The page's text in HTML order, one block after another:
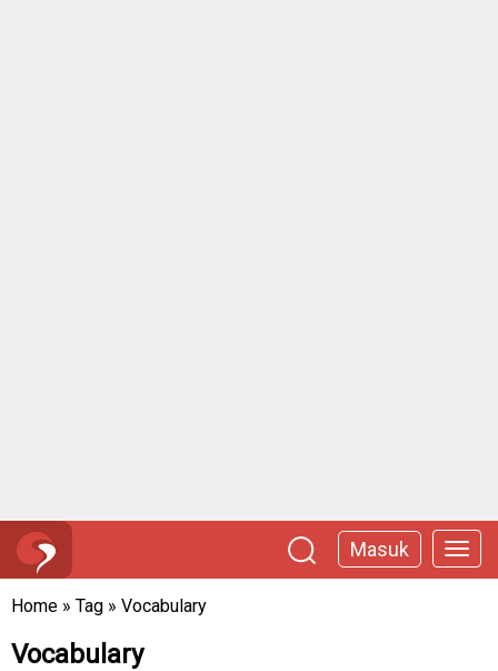
Masuk
Home » Tag » Vocabulary
Vocabulary